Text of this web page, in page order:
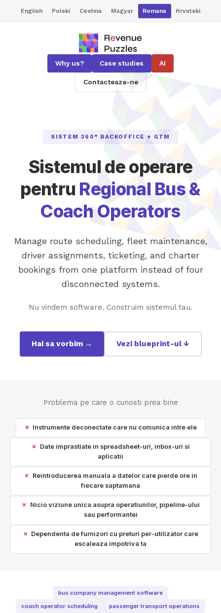
English Polski Cestina Magyar Romana Hrvatski
Why us? Case studies AI
Contacteaza-ne
SISTEM 360° BACKOFFICE + GTM
Sistemul de operare
pentru Regional Bus &
Coach Operators
Manage route scheduling, fleet maintenance,
driver assignments, ticketing, and charter
bookings from one platform instead of four
disconnected systems.
Nu vindem software. Construim sistemul tau.
Hai sa vorbim → Vezi blueprint-ul ↓
Problema pe care o cunosti prea bine
Instrumente deconectate care nu comunica intre ele
Date imprastiate in spreadsheet-uri, inbox-uri si
aplicatii
Reintroducerea manuala a datelor care pierde ore in
fiecare saptamana
Nicio viziune unica asupra operatiunilor, pipeline-ului
sau performantei
Dependenta de furnizori cu preturi per-utilizator care
escaleaza impotriva ta
bus company management software
coach operator scheduling
passenger transport operations